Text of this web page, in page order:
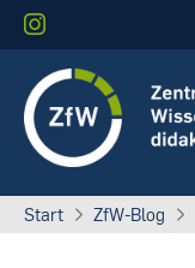
Start ZfW-Blog